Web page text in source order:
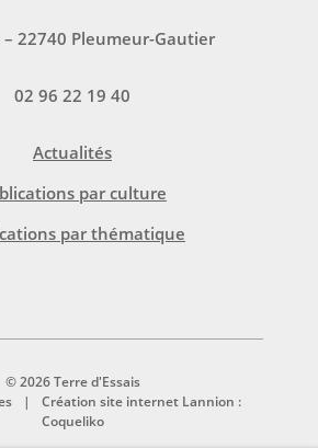
– 22740 Pleumeur-Gautier
02 96 22 19 40
Actualités
par culture
par thématique
© 2026 Terre d'Essais
Création site internet Lannion :
Coqueliko